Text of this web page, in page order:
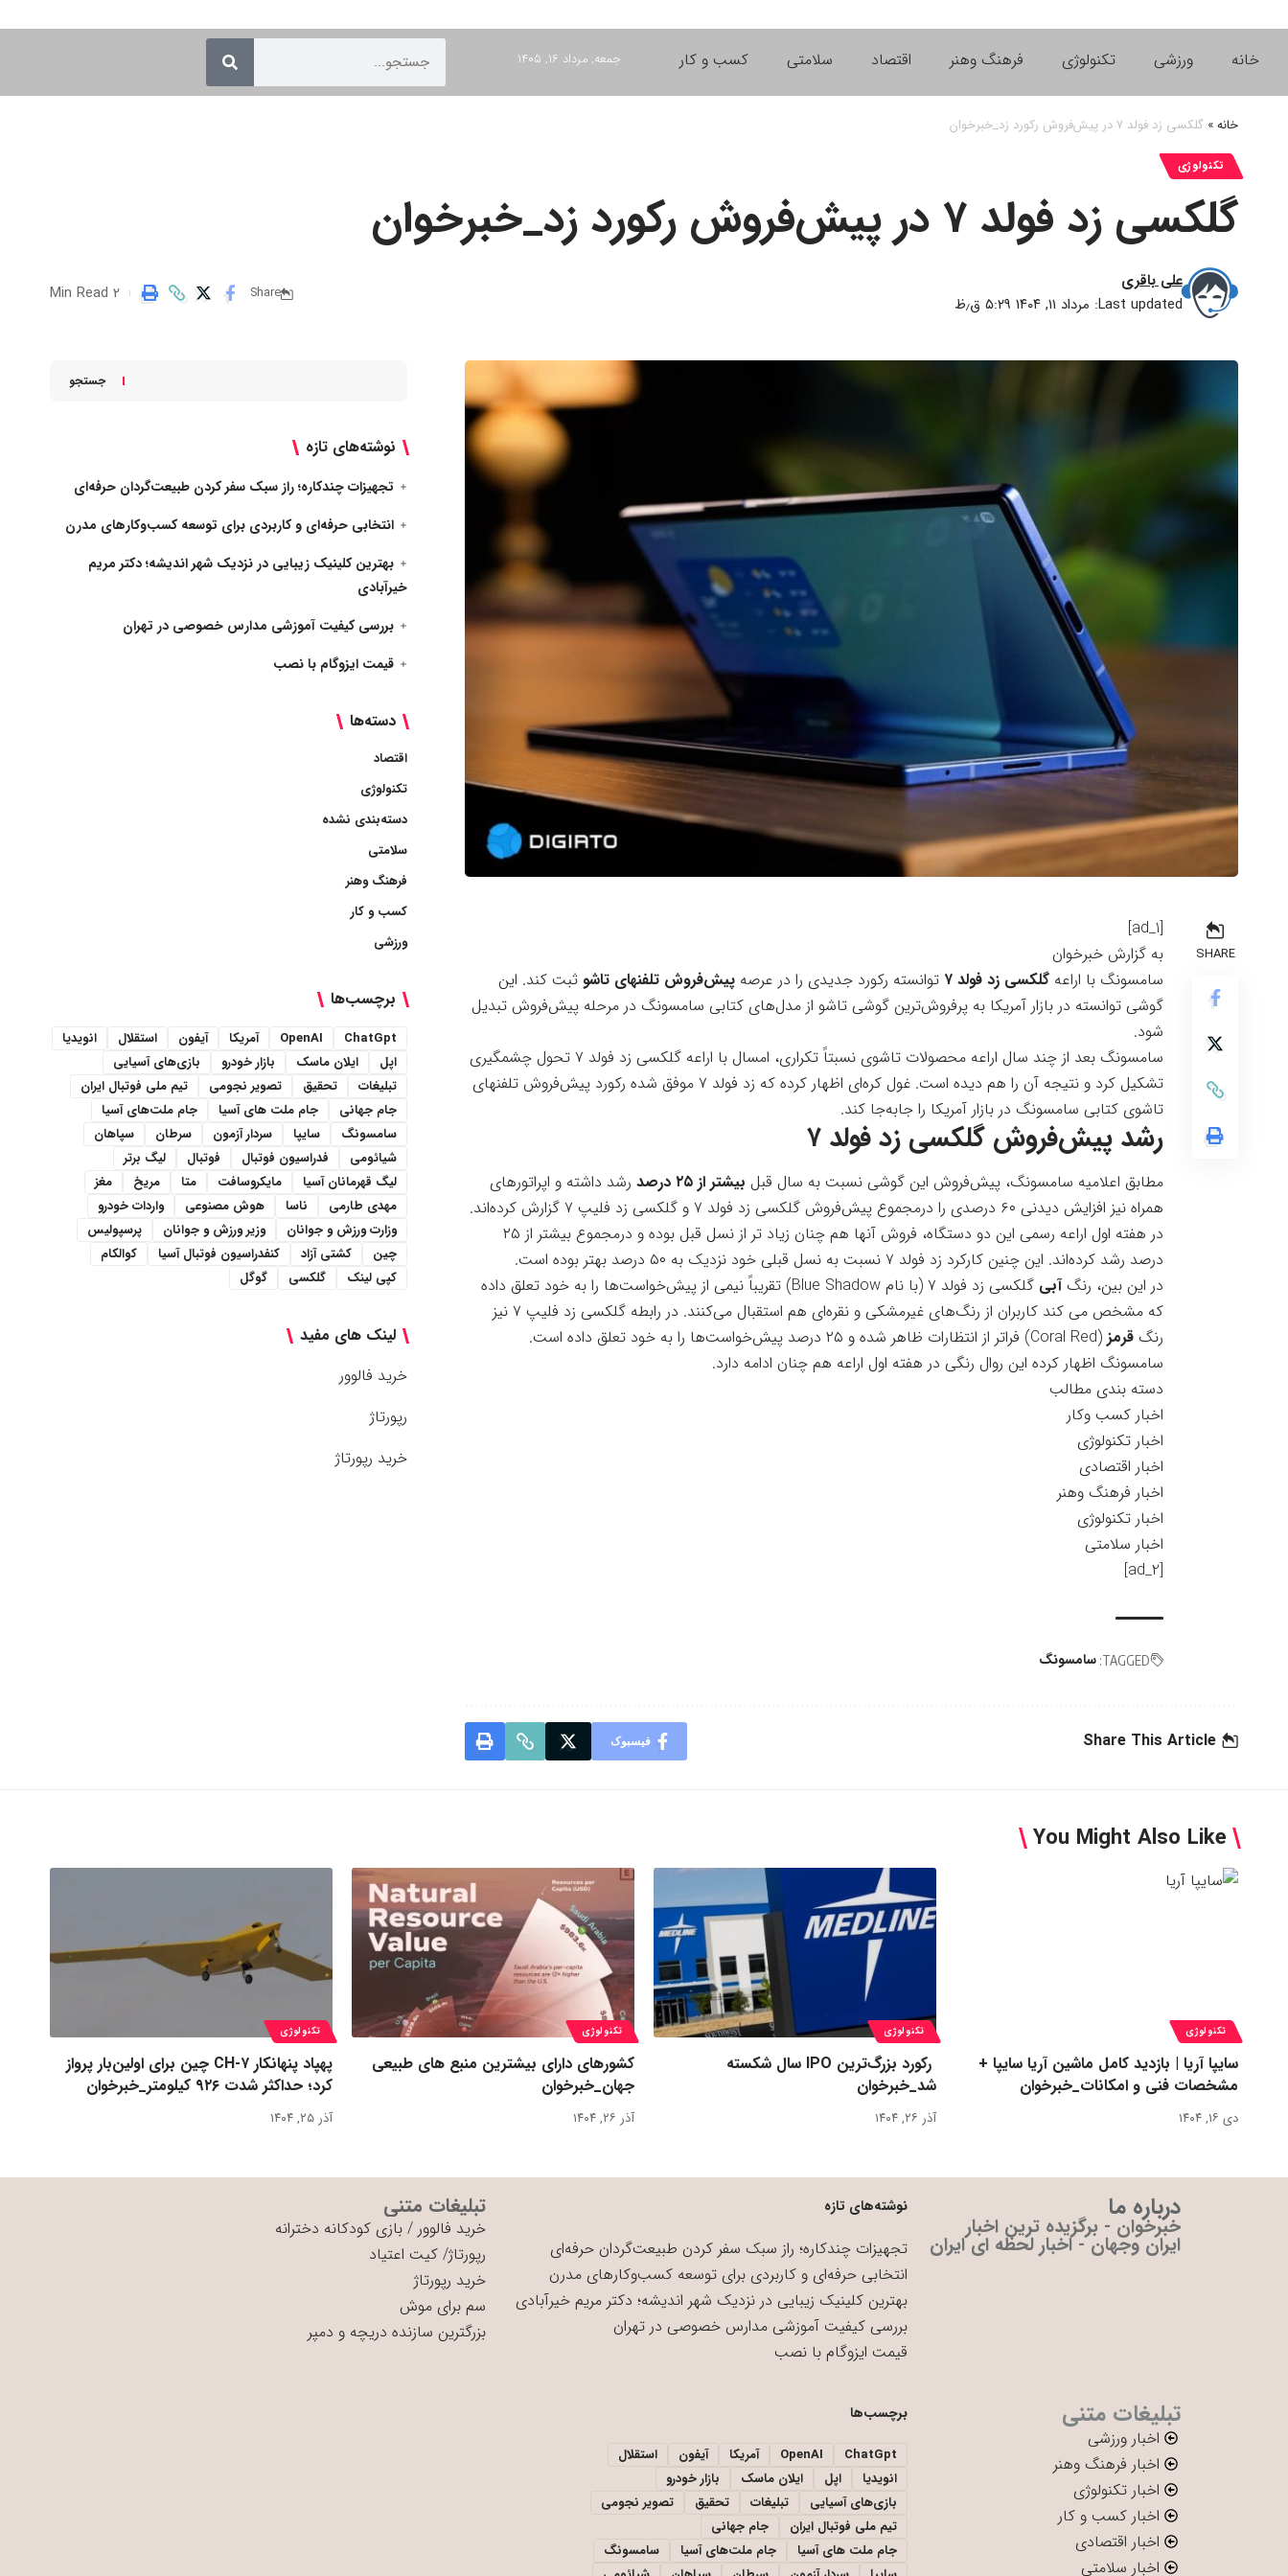
خانه ورزشی تکنولوژی فرهنگ وهنر اقتصاد سلامتی کسب و کار جمعه, مرداد ۱۶, ۱۴۰۵
خانه» گلکسی زد فولد ۷ در پیش‌فروش رکورد زد_خبرخوان
تکنولوژی
گلکسی زد فولد ۷ در پیش‌فروش رکورد زد_خبرخوان
Last updated: مرداد ۱۱, ۱۴۰۴ ۵:۲۹ ق٫ظ
علی باقری
Share
2 Min Read
SHARE
[ad_1]
به گزارش خبرخوان
سامسونگ با اراعه گلکسی زد فولد ۷ توانسته رکورد جدیدی را در عرصه پیش‌فروش تلفنهای تاشو ثبت کند. این
گوشی توانسته در بازار آمریکا به پرفروش‌ترین گوشی تاشو از مدل‌های کتابی سامسونگ در مرحله پیش‌فروش تبدیل
شود.
سامسونگ بعد از چند سال اراعه محصولات تاشوی نسبتاً تکراری، امسال با اراعه گلکسی‌ زد فو‌لد ۷ تحول چشمگیری
تشکیل کرد و نتیجه آن را هم دیده است. غول کره‌ای اظهار کرده
که زد فولد ۷ موفق شده رکورد پیش‌فروش تلفنهای
تاشوی کتابی سامسونگ در بازار آمریکا را جابه‌جا کند.
رشد پیش‌فروش گلکسی زد فولد ۷
مطابق اعلامیه سامسونگ، پیش‌فروش این گوشی نسبت به سال قبل بیشتر از ۲۵ درصد
رشد داشته و اپراتورهای
همراه نیز افزایش دیدنی ۶۰ درصدی را درمجموع پیش‌فروش گلکسی زد‌ فو‌لد ۷ و گلکسی زد فلیپ ۷ گزارش کرده‌اند.
در هفته اول اراعه رسمی این دو دستگاه، فروش آنها هم چنان زیاد تر از نسل قبل بوده و درمجموع بیشتر از ۲۵
درصد رشد کرده‌اند. این چنین کارکرد زد فولد ۷ نسبت به نسل قبلی خود نزدیک به ۵۰ درصد بهتر بوده است.
در این بین، رنگآبی
گلکسی زد فولد ۷ (با نام Blue Shadow) تقریباً نیمی از پیش‌خواست‌ها را به خود تعلق داده
که مشخص می کند کاربران از رنگ‌های غیرمشکی و نقره‌ای هم استقبال می‌کنند. در رابطه گلکسی زد فلیپ ۷ نیز
رنگ قرمز
(Coral Red) فراتر از انتظارات ظاهر شده و ۲۵ درصد پیش‌خواست‌ها را به خود تعلق داده است.
سامسونگ اظهار کرده این روال رنگی در هفته اول اراعه هم چنان ادامه دارد.
دسته بندی مطالب
اخبار کسب وکار
اخبار تکنولوژی
اخبار اقتصادی
اخبار فرهنگ وهنر
اخبار تکنولوژی
اخبار سلامتی
[ad_2]
TAGGED: سامسونگ
Share This Article فیسبوک
جستجو
نوشته‌های تازه
تجهیزات چندکاره؛ راز سبک سفر کردن طبیعت‌گردان حرفه‌ای
انتخابی حرفه‌ای و کاربردی برای توسعه کسب‌وکارهای مدرن
بهترین کلینیک زیبایی در نزدیک شهر اندیشه؛ دکتر مریم
خیرآبادی
بررسی کیفیت آموزشی مدارس خصوصی در تهران
قیمت ایزوگام با نصب
دسته‌ها
اقتصاد
تکنولوژی
دسته‌بندی نشده
سلامتی
فرهنگ وهنر
کسب و کار
ورزشی
برچسب‌ها
ChatGpt
OpenAI آمریکا آیفون استقلال
انویدیا
اپل
ایلان ماسک بازار خودرو
بازی‌های آسیایی
تبلیغات
تحقیق تصویر نجومی
تیم ملی فوتبال ایران
جام جهانی
جام ملت های آسیا
جام ملت‌های آسیا
سامسونگ
سایپا سردار آزمون سرطان
سپاهان
شیائومی
فدراسیون فوتبال فوتبال
لیگ برتر
لیگ قهرمانان آسیا
مایکروسافت متا مریخ
مغز
مهدی طارمی
ناسا هوش مصنوعی
واردات خودرو
وزارت ورزش و جوانان
وزیر ورزش و جوانان
پرسپولیس
چین
کشتی آزاد کنفدراسیون فوتبال آسیا
کوالکام
کپی لینک
گلکسی گوگل
لینک های مفید
خرید فالوور
رپورتاژ
خرید رپورتاژ
You Might Also Like
تکنولوژی
سایپا آریا | بازدید کامل ماشین آریا سایپا +
مشخصات فنی و امکانات_خبرخوان
دی ۱۶, ۱۴۰۴
تکنولوژی
رکورد بزرگ‌ترین IPO سال شکسته
شد_خبرخوان
آذر ۲۶, ۱۴۰۴
تکنولوژی
کشورهای دارای بیشترین منبع های طبیعی
جهان_خبرخوان
آذر ۲۶, ۱۴۰۴
تکنولوژی
پهپاد پنهانکار CH-۷ چین برای اولین‌بار پرواز
کرد؛ حداکثر شدت ۹۲۶ کیلومتر_خبرخوان
آذر ۲۵, ۱۴۰۴
درباره ما
خبرخوان - برگزیده ترین اخبار
ایران وجهان - اخبار لحظه ای ایران
نوشته‌های تازه
تجهیزات چندکاره؛ راز سبک سفر کردن طبیعت‌گردان حرفه‌ای
انتخابی حرفه‌ای و کاربردی برای توسعه کسب‌وکارهای مدرن
بهترین کلینیک زیبایی در نزدیک شهر اندیشه؛ دکتر مریم خیرآبادی
بررسی کیفیت آموزشی مدارس خصوصی در تهران
قیمت ایزوگام با نصب
تبلیغات متنی
خرید فالوور /بازی کودکانه دخترانه
رپورتاژ/کیت اعتیاد
خرید رپورتاژ
سم برای موش
بزرگترین سازنده دریچه و دمپر
تبلیغات متنی
اخبار ورزشی
اخبار فرهنگ وهنر
اخبار تکنولوژی
اخبار کسب و کار
اخبار اقتصادی
اخبار سلامتی
برچسب‌ها
ChatGpt
OpenAI آمریکا آیفون
استقلال
انویدیا
اپل ایلان ماسک
بازار خودرو
بازی‌های آسیایی
تبلیغات تحقیق
تصویر نجومی
تیم ملی فوتبال ایران
جام جهانی
جام ملت های آسیا
جام ملت‌های آسیا
سامسونگ